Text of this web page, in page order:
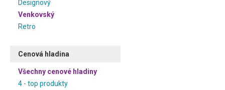
Designový
Venkovský
Retro
Cenová hladina
Všechny cenové hladiny
4 - top produkty